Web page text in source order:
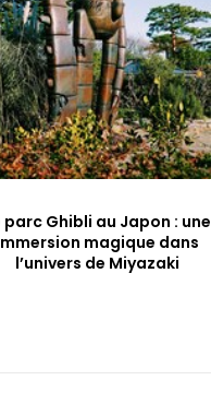
parc Ghibli au Japon : une
magique dans
l’univers de Miyazaki